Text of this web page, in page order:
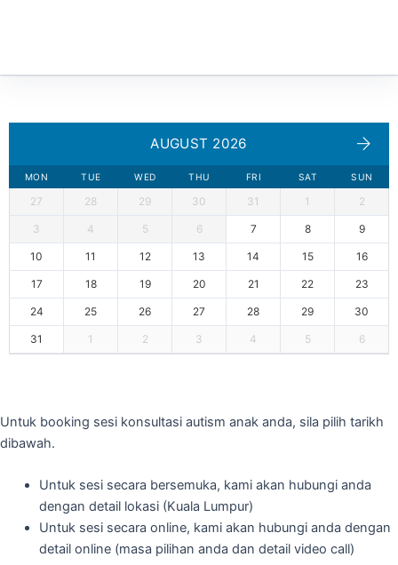
AUGUST 2026
MON TUE WED THU FRI SAT SUN
27 28 29 30 31 1 2
3 4 5 6 7 8 9
10 11 12 13 14 15 16
17 18 19 20 21 22 23
24 25 26 27 28 29 30
31 1 2 3 4 5 6
Untuk booking sesi konsultasi autism anak anda, sila pilih tarikh
dibawah.
Untuk sesi secara bersemuka, kami akan hubungi anda
dengan detail lokasi (Kuala Lumpur)
Untuk sesi secara online, kami akan hubungi anda dengan
detail online (masa pilihan anda dan detail video call)